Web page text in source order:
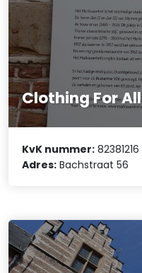
Clothing For All
KvK nummer: 82381216
Adres: Bachstraat 56